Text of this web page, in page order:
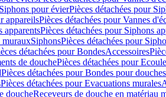
Siphons pour évierPièces détachées pour
appareilsPièces détachées pour Vannes
apparentsPièces détachées pour Siphons
murauxSiphonsPièces détachées pour
détachées pour BondesAccessoires
de douchePièces détachées pour
Pièces détachées pour Bondes pour
Pièces détachées pour Evacuations murales
doucheReceveurs de douche en matériau